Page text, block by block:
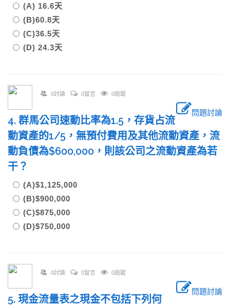
(A) 16.6天
(B)60.8天
(C)36.5天
(D) 24.3天
0討論 0留言 0追蹤
問題討論
4. 群馬公司速動比率為1.5，存貨占流
動資產的1/5，無預付費用及其他流動資產，流
動負債為$600,000，則該公司之流動資產為若
干？
(A)$1,125,000
(B)$900,000
(C)$875,000
(D)$750,000
0討論 0留言 0追蹤
問題討論
5. 現金流量表之現金不包括下列何